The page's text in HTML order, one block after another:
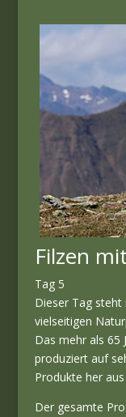
Filzen
Tag 5
Dieser Tag steht
vielseitigen
Das mehr als 65
produziert auf
Produkte her
Der gesamte